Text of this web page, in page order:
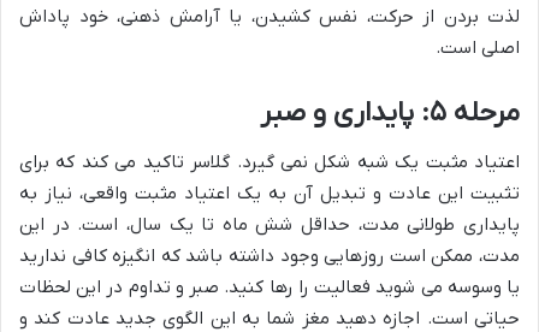
لذت بردن از حرکت، نفس کشیدن، یا آرامش ذهنی، خود پاداش
اصلی است.
مرحله ۵: پایداری و صبر
اعتیاد مثبت یک شبه شکل نمی گیرد. گلاسر تاکید می کند که برای
تثبیت این عادت و تبدیل آن به یک اعتیاد مثبت واقعی، نیاز به
پایداری طولانی مدت، حداقل شش ماه تا یک سال، است. در این
مدت، ممکن است روزهایی وجود داشته باشد که انگیزه کافی ندارید
یا وسوسه می شوید فعالیت را رها کنید. صبر و تداوم در این لحظات
حیاتی است. اجازه دهید مغز شما به این الگوی جدید عادت کند و